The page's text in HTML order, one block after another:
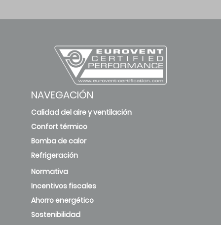
NAVEGACIÓN
Calidad del aire y ventilación
Confort térmico
Bomba de calor
Refrigeración
Normativa
Incentivos fiscales
Ahorro energético
Sostenibilidad